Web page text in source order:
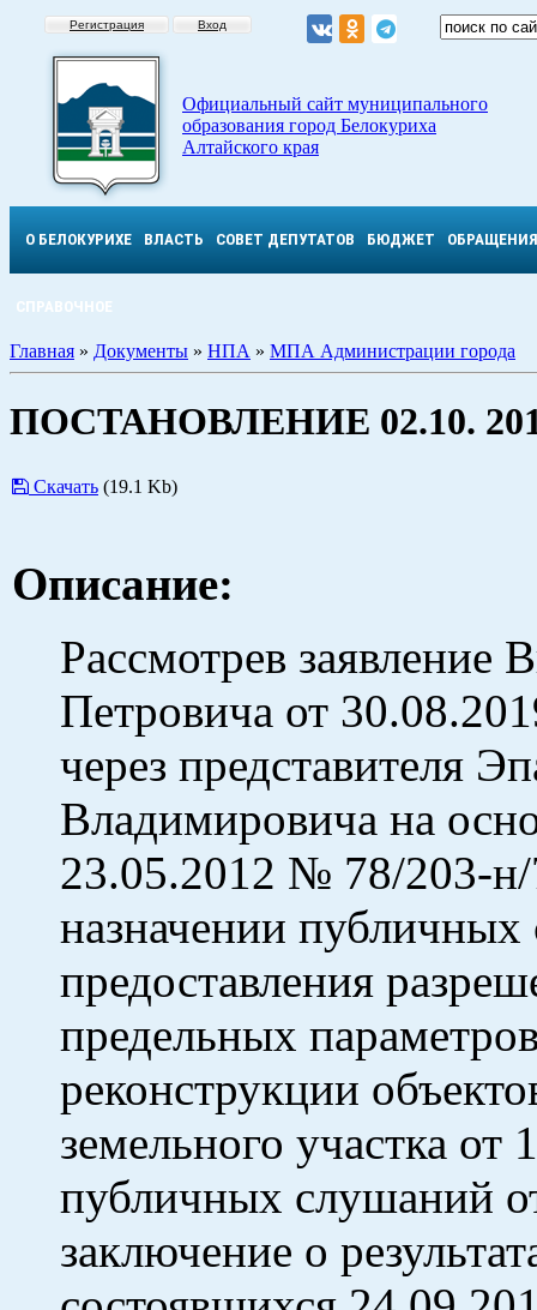
Регистрация Вход
Официальный сайт муниципального
образования город Белокуриха
Алтайского края
О БЕЛОКУРИХЕ ВЛАСТЬ СОВЕТ ДЕПУТАТОВ БЮДЖЕТ ОБРАЩЕНИЯ
СПРАВОЧНОЕ
Главная » Документы » НПА » МПА Администрации города
ПОСТАНОВЛЕНИЕ 02.10.
Скачать (19.1 Kb)
Описание:
Рассмотрев заявление
Петровича от
через представителя
Владимировича на
23.05.2012 № 78/203-
назначении
предоставления
предельных
реконструкции
земельного участка от
публичных слушаний
заключение о